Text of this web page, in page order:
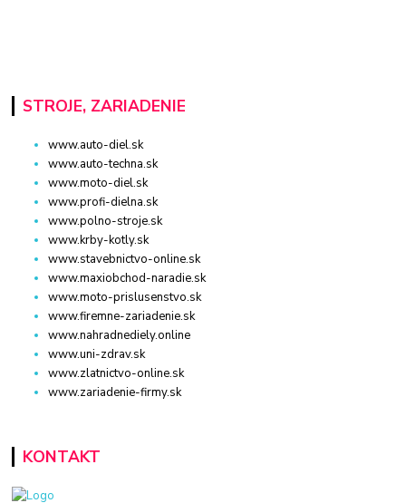
STROJE, ZARIADENIE
www.auto-diel.sk
www.auto-techna.sk
www.moto-diel.sk
www.profi-dielna.sk
www.polno-stroje.sk
www.krby-kotly.sk
www.stavebnictvo-online.sk
www.maxiobchod-naradie.sk
www.moto-prislusenstvo.sk
www.firemne-zariadenie.sk
www.nahradnediely.online
www.uni-zdrav.sk
www.zlatnictvo-online.sk
www.zariadenie-firmy.sk
KONTAKT